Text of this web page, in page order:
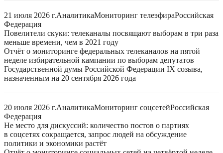
21 июля 2026 г.АналитикаМониторинг телеэфираРоссийская
Федерация
Повелители скуки: телеканалы посвящают выборам в три раза
меньше времени, чем в 2021 году
Отчёт о мониторинге федеральных телеканалов на пятой
неделе избирательной кампании по выборам депутатов
Государственной думы Российской Федерации IX созыва,
назначенным на 20 сентября 2026 года
20 июля 2026 г.АналитикаМониторинг соцсетейРоссийская
Федерация
Не место для дискуссий: количество постов о партиях
в соцсетях сокращается, запрос людей на обсуждение
политики и экономики растёт